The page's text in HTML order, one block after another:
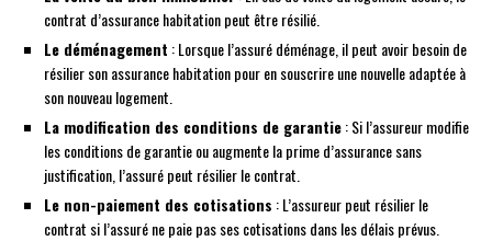
contrat d’assurance habitation peut être résilié.
Le déménagement : Lorsque l’assuré déménage, il peut avoir besoin de
résilier son assurance habitation pour en souscrire une nouvelle adaptée à
son nouveau logement.
La modification des conditions de garantie: Si l’assureur modifie
les conditions de garantie ou augmente la prime d’assurance sans
justification, l’assuré peut résilier le contrat.
Le non-paiement des cotisations : L’assureur peut résilier le
contrat si l’assuré ne paie pas ses cotisations dans les délais prévus.